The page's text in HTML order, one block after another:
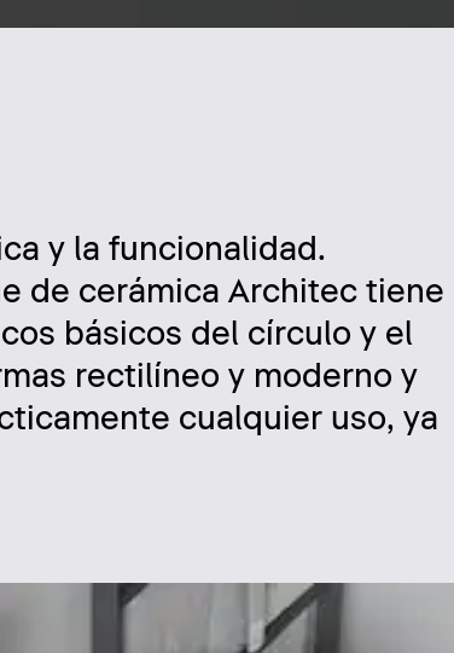
y la funcionalidad.
de cerámica Architec tiene
básicos del círculo y el
rectilíneo y moderno y
cualquier uso, ya